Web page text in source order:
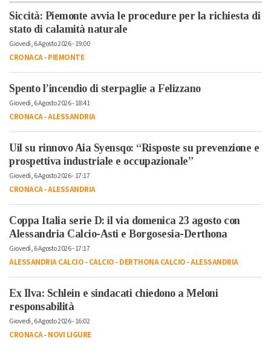
Siccità: Piemonte avvia le procedure per la richiesta di
stato di calamità naturale
Giovedì, 6 Agosto 2026 - 19:00
CRONACA-PIEMONTE
Spento l’incendio di sterpaglie a Felizzano
Giovedì, 6 Agosto 2026 - 18:41
CRONACA-ALESSANDRIA
Uil su rinnovo Aia Syensqo: “Risposte su prevenzione e
prospettiva industriale e occupazionale”
Giovedì, 6 Agosto 2026 - 17:17
CRONACA-ALESSANDRIA
Coppa Italia serie D: il via domenica 23 agosto con
Alessandria Calcio-Asti e Borgosesia-Derthona
Giovedì, 6 Agosto 2026 - 17:17
ALESSANDRIA CALCIO-CALCIO-DERTHONA CALCIO-ALESSANDRIA
Ex Ilva: Schlein e sindacati chiedono a Meloni
responsabilità
Giovedì, 6 Agosto 2026 - 16:02
CRONACA-NOVI LIGURE